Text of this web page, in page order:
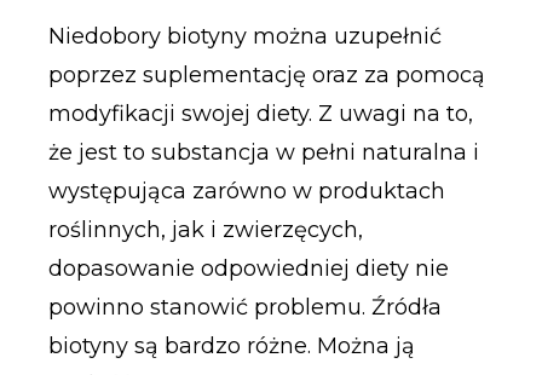
Niedobory biotyny można uzupełnić
poprzez suplementację oraz za pomocą
modyfikacji swojej diety. Z uwagi na to,
że jest to substancja w pełni naturalna i
występująca zarówno w produktach
roślinnych, jak i zwierzęcych,
dopasowanie odpowiedniej diety nie
powinno stanowić problemu. Źródła
biotyny są bardzo różne. Można ją